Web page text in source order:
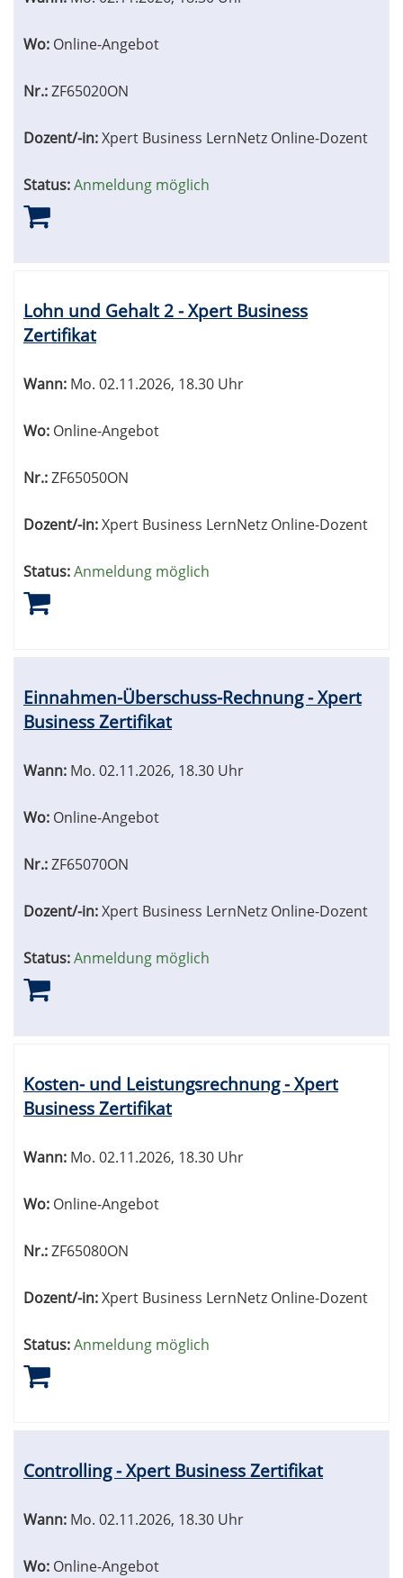
Wo: Online-Angebot
Nr.:ZF65020ON
Dozent/-in:Xpert Business LernNetz Online-Dozent
Status:Anmeldung möglich
Lohn und Gehalt 2 - Xpert Business
Zertifikat
Wann: Mo. 02.11.2026, 18.30 Uhr
Wo: Online-Angebot
Nr.:ZF65050ON
Dozent/-in:Xpert Business LernNetz Online-Dozent
Status:Anmeldung möglich
Einnahmen-Überschuss-Rechnung - Xpert
Business Zertifikat
Wann: Mo. 02.11.2026, 18.30 Uhr
Wo: Online-Angebot
Nr.:ZF65070ON
Dozent/-in:Xpert Business LernNetz Online-Dozent
Status:Anmeldung möglich
Kosten- und Leistungsrechnung - Xpert
Business Zertifikat
Wann: Mo. 02.11.2026, 18.30 Uhr
Wo: Online-Angebot
Nr.:ZF65080ON
Dozent/-in:Xpert Business LernNetz Online-Dozent
Status:Anmeldung möglich
Controlling - Xpert Business Zertifikat
Wann: Mo. 02.11.2026, 18.30 Uhr
Wo: Online-Angebot